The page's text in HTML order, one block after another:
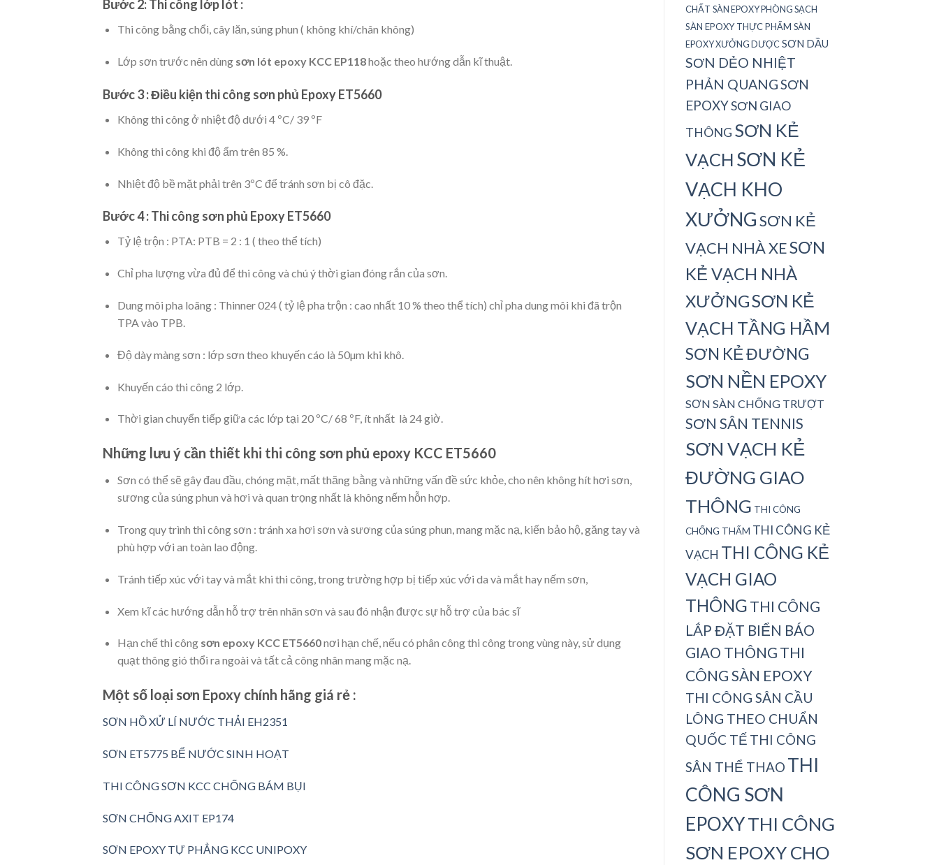
Bước 2: Thi công lớp lót :
Thi công bằng chổi, cây lăn, súng phun ( không khí/chân không)
Lớp sơn trước nên dùng sơn lót epoxy KCC EP118hoặc theo hướng dẫn kĩ thuật.
Bước 3 : Điều kiện thi công sơn phủ Epoxy ET5660
Không thi công ở nhiệt độ dưới 4 ºC/ 39 ºF
Không thi công khi độ ẩm trên 85 %.
Nhiệt độ bề mặt phải trên 3ºC để tránh sơn bị cô đặc.
Bước 4 : Thi công sơn phủ Epoxy ET5660
Tỷ lệ trộn : PTA: PTB = 2 : 1 ( theo thể tích)
Chỉ pha lượng vừa đủ để thi công và chú ý thời gian đóng rắn của sơn.
Dung môi pha loãng : Thinner 024 ( tỷ lệ pha trộn : cao nhất 10 % theo thể tích) chỉ pha dung môi khi đã trộn
TPA vào TPB.
Độ dày màng sơn : lớp sơn theo khuyến cáo là 50µm khi khô.
Khuyến cáo thi công 2 lớp.
Thời gian chuyển tiếp giữa các lớp tại 20 ºC/ 68 ºF, ít nhất là 24 giờ.
Những lưu ý cần thiết khi thi công sơn phủ epoxy KCC ET5660
Sơn có thể sẽ gây đau đầu, chóng mặt, mất thăng bằng và những vấn đề sức khỏe, cho nên không hít hơi sơn,
sương của súng phun và hơi và quan trọng nhất là không nếm hỗn hợp.
Trong quy trình thi công sơn : tránh xa hơi sơn và sương của súng phun, mang mặc nạ, kiến bảo hộ, găng tay và
phù hợp với an toàn lao động.
Tránh tiếp xúc với tay và mắt khi thi công, trong trường hợp bị tiếp xúc với da và mắt hay nếm sơn,
Xem kĩ các hướng dẫn hỗ trợ trên nhãn sơn và sau đó nhận được sự hỗ trợ của bác sĩ
Hạn chế thi công sơn epoxy KCC ET5660nơi hạn chế, nếu có phân công thi công trong vùng này, sử dụng
quạt thông gió thổi ra ngoài và tất cả công nhân mang mặc nạ.
Một số loại sơn Epoxy chính hãng giá rẻ :
SƠN HỒ XỬ LÍ NƯỚC THẢI EH2351
SƠN ET5775 BỂ NƯỚC SINH HOẠT
THI CÔNG SƠN KCC CHỐNG BÁM BỤI
SƠN CHỐNG AXIT EP174
SƠN EPOXY TỰ PHẲNG KCC UNIPOXY
CHẤT SÀN EPOXY PHÒNG SẠCH
SÀN EPOXY THỰC PHẨM SÀN
EPOXY XƯỞNG DƯỢC SƠN DẦU
SƠN DẺO NHIỆT
PHẢN QUANGSƠN
EPOXYSƠN GIAO
THÔNG SƠN KẺ
VẠCH SƠN KẺ
VẠCH KHO
XƯỞNGSƠN KẺ
VẠCH NHÀ XESƠN
KẺ VẠCH NHÀ
XƯỞNGSƠN KẺ
VẠCH TẦNG HẦM
SƠN KẺ ĐƯỜNG
SƠN NỀN EPOXY
SƠN SÀN CHỐNG TRƯỢT
SƠN SÂN TENNIS
SƠN VẠCH KẺ
ĐƯỜNG GIAO
THÔNG THI CÔNG
CHỐNG THẤM THI CÔNG KẺ
VẠCH THI CÔNG KẺ
VẠCH GIAO
THÔNG THI CÔNG
LẮP ĐẶT BIỂN BÁO
GIAO THÔNG THI
CÔNG SÀN EPOXY
THI CÔNG SÂN CẦU
LÔNG THEO CHUẨN
QUỐC TẾ THI CÔNG
SÂN THỂ THAO THI
CÔNG SƠN
EPOXYTHI CÔNG
SƠN EPOXY CHO